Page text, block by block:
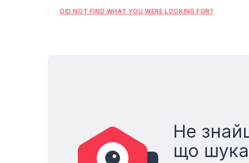
DID NOT FIND WHAT YOU WERE LOOKING FOR?
Не
що